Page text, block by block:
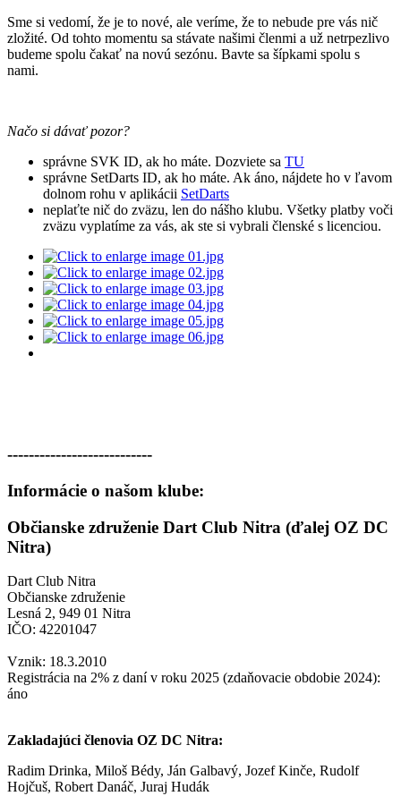
Sme si vedomí, že je to nové, ale veríme, že to nebude pre vás nič
zložité. Od tohto momentu sa stávate našimi členmi a už netrpezlivo
budeme spolu čakať na novú sezónu. Bavte sa šípkami spolu s
nami.
Načo si dávať pozor?
správne SVK ID, ak ho máte. Dozviete sa TU
správne SetDarts ID, ak ho máte. Ak áno, nájdete ho v ľavom
dolnom rohu v aplikácii SetDarts
neplaťte nič do zväzu, len do nášho klubu. Všetky platby voči
zväzu vyplatíme za vás, ak ste si vybrali členské s licenciou.
---------------------------
Informácie o našom klube:
Občianske združenie Dart Club Nitra (ďalej OZ DC
Nitra)
Dart Club Nitra
Občianske združenie
Lesná 2, 949 01 Nitra
IČO: 42201047
Vznik: 18.3.2010
Registrácia na 2% z daní v roku 2025 (zdaňovacie obdobie 2024):
áno
Zakladajúci členovia OZ DC Nitra:
Radim Drinka, Miloš Bédy, Ján Galbavý, Jozef Kinče, Rudolf
Hojčuš, Robert Danáč, Juraj Hudák